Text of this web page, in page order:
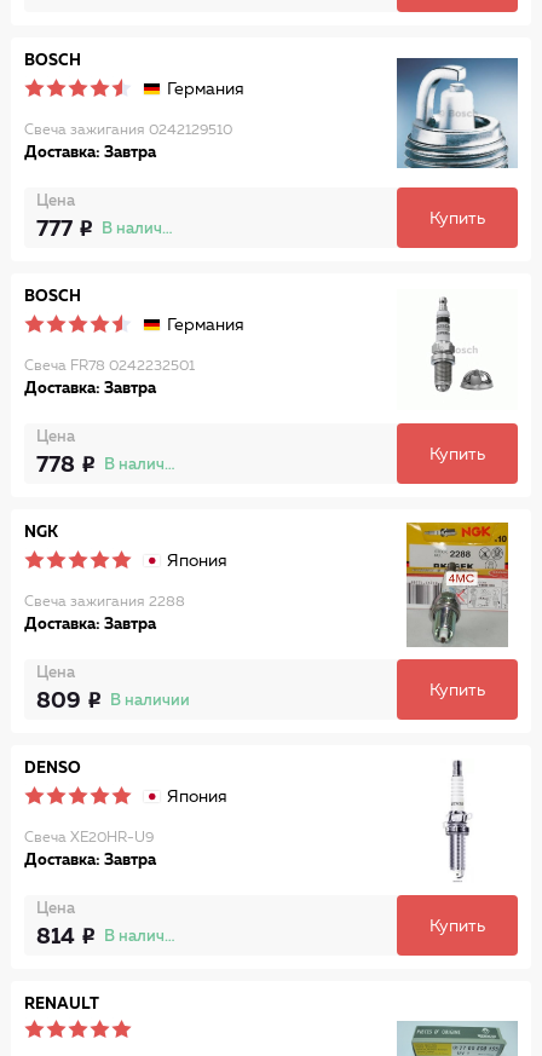
BOSCH
Германия
Свеча зажигания 0242129510
Доставка: Завтра
Цена
777 В наличии
Купить
BOSCH
Германия
Свеча FR78 0242232501
Доставка: Завтра
Цена
778 В наличии
Купить
NGK
Япония
Свеча зажигания 2288
Доставка: Завтра
Цена
809 В наличии
Купить
DENSO
Япония
Свеча XE20HR-U9
Доставка: Завтра
Цена
814 В наличии
Купить
RENAULT